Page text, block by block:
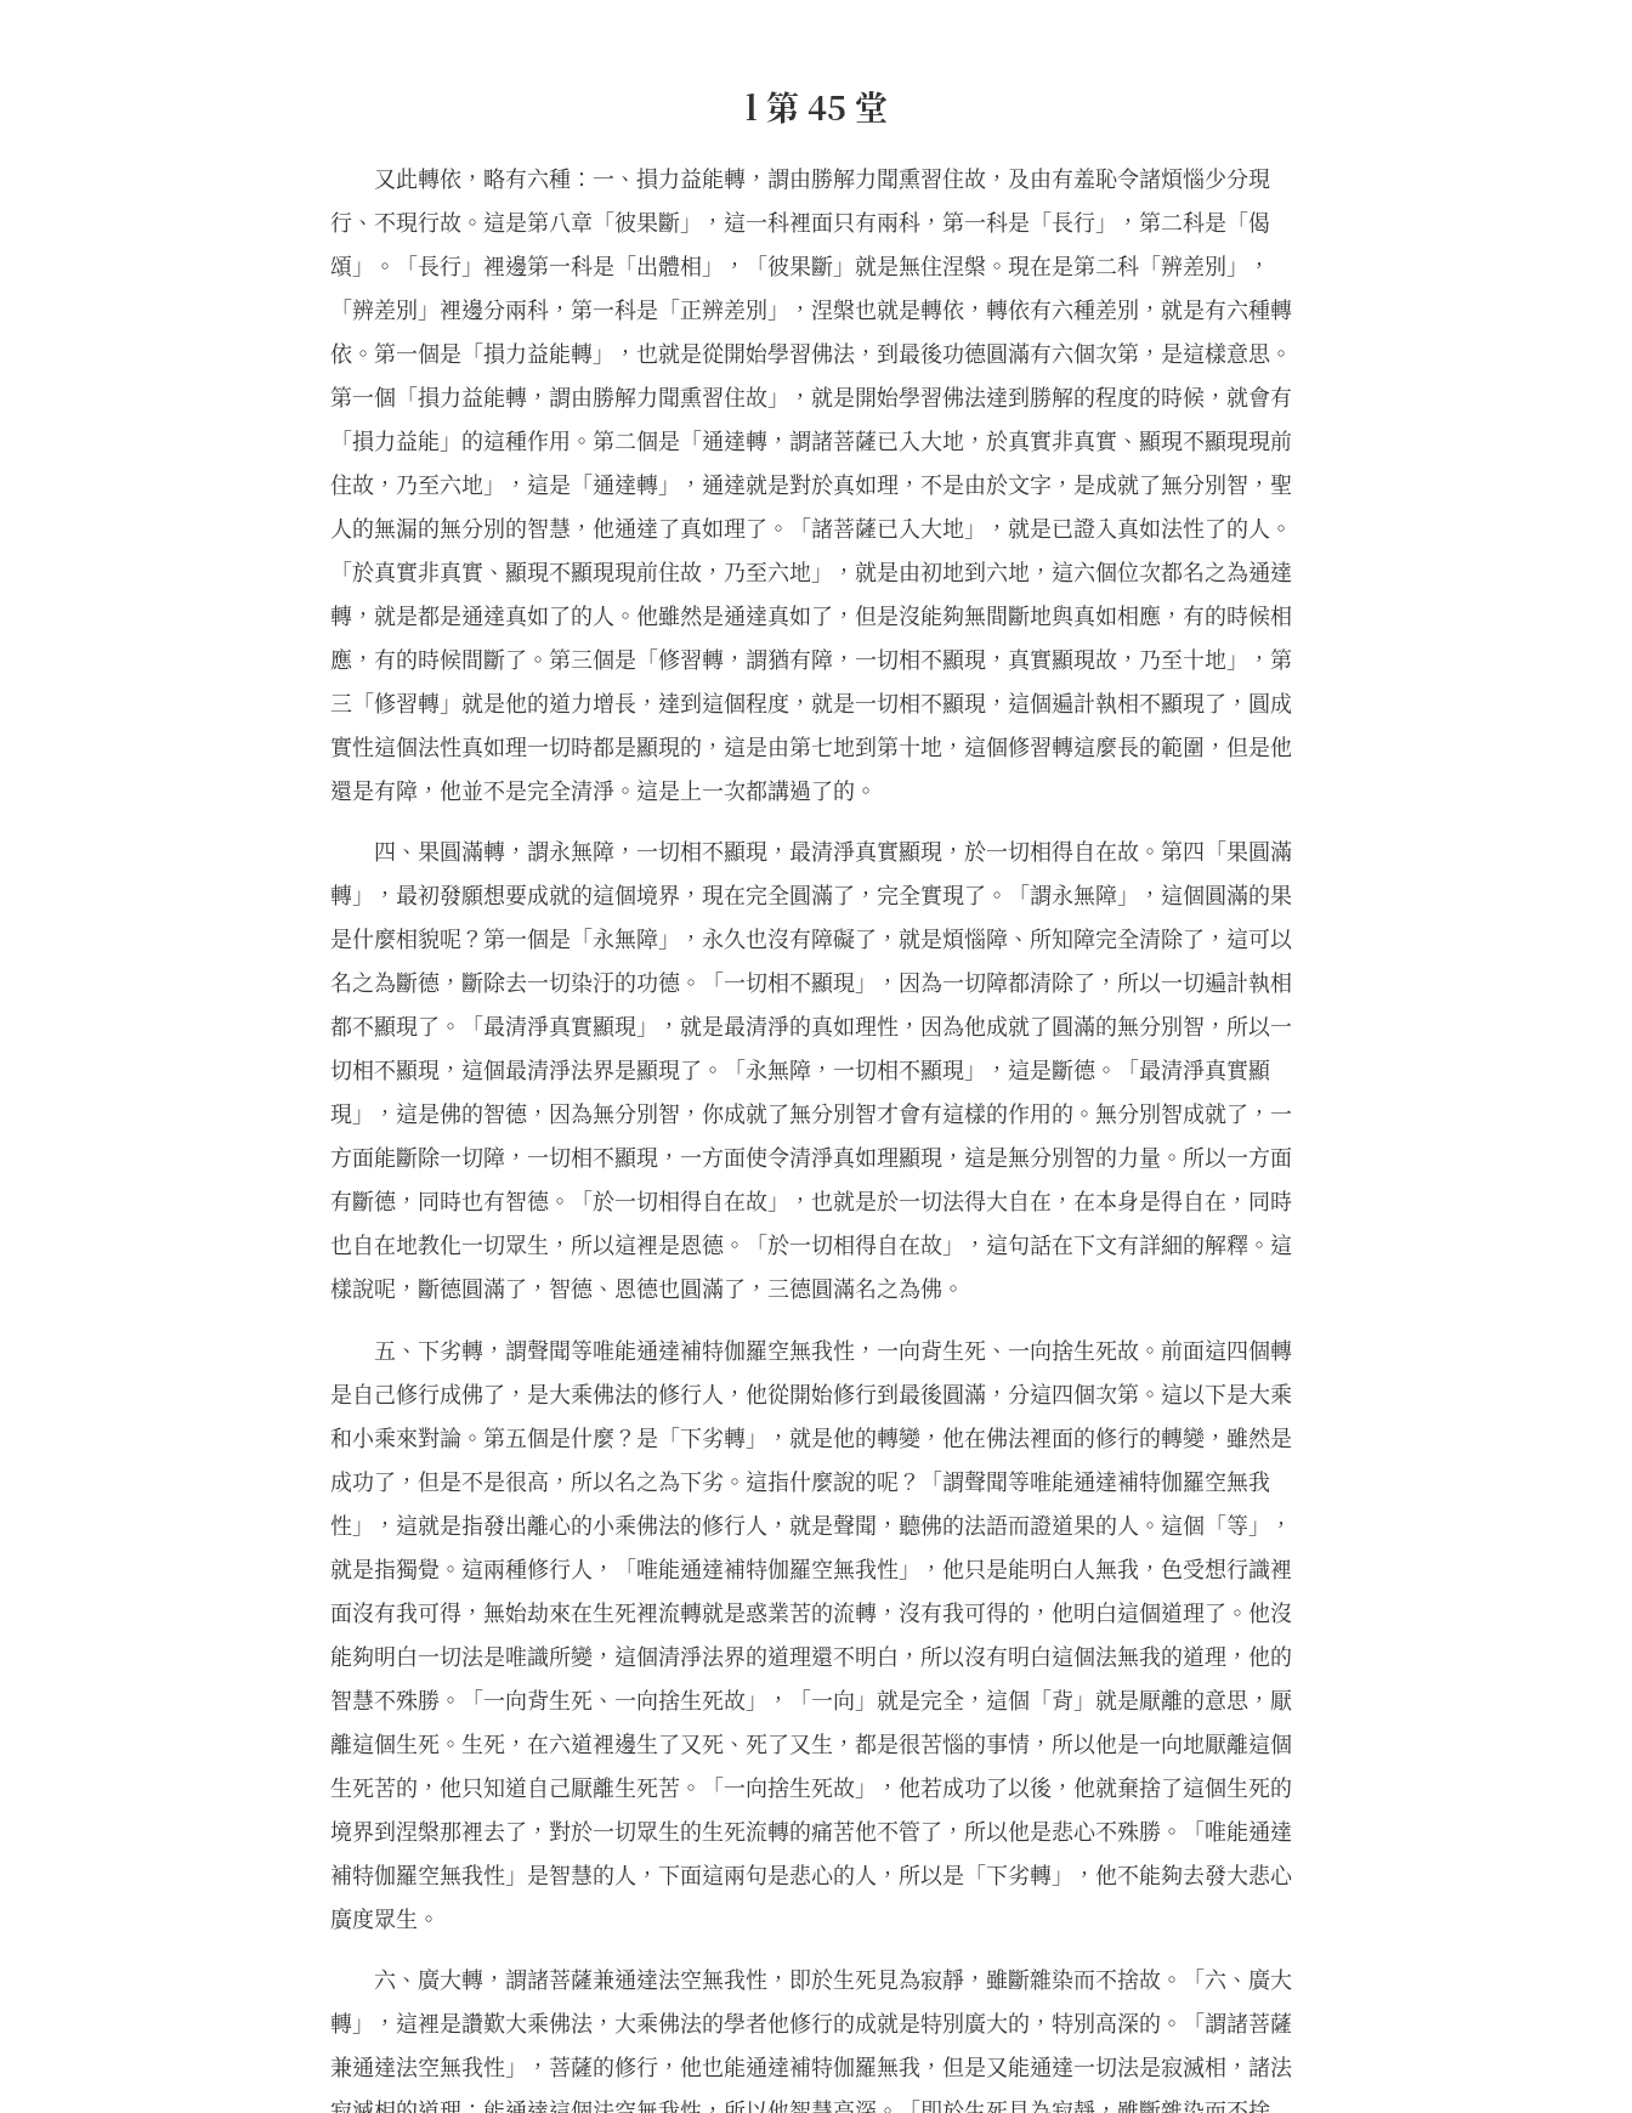
l 第 45 堂
又此轉依，略有六種：一、損力益能轉，謂由勝解力聞熏習住故，及由有羞恥令諸煩惱少分現
行、不現行故。這是第八章「彼果斷」，這一科裡面只有兩科，第一科是「長行」，第二科是「偈
頌」。「長行」裡邊第一科是「出體相」，「彼果斷」就是無住涅槃。現在是第二科「辨差別」，
「辨差別」裡邊分兩科，第一科是「正辨差別」，涅槃也就是轉依，轉依有六種差別，就是有六種轉
依。第一個是「損力益能轉」，也就是從開始學習佛法，到最後功德圓滿有六個次第，是這樣意思。
第一個「損力益能轉，謂由勝解力聞熏習住故」，就是開始學習佛法達到勝解的程度的時候，就會有
「損力益能」的這種作用。第二個是「通達轉，謂諸菩薩已入大地，於真實非真實、顯現不顯現現前
住故，乃至六地」，這是「通達轉」，通達就是對於真如理，不是由於文字，是成就了無分別智，聖
人的無漏的無分別的智慧，他通達了真如理了。「諸菩薩已入大地」，就是已證入真如法性了的人。
「於真實非真實、顯現不顯現現前住故，乃至六地」，就是由初地到六地，這六個位次都名之為通達
轉，就是都是通達真如了的人。他雖然是通達真如了，但是沒能夠無間斷地與真如相應，有的時候相
應，有的時候間斷了。第三個是「修習轉，謂猶有障，一切相不顯現，真實顯現故，乃至十地」，第
三「修習轉」就是他的道力增長，達到這個程度，就是一切相不顯現，這個遍計執相不顯現了，圓成
實性這個法性真如理一切時都是顯現的，這是由第七地到第十地，這個修習轉這麼長的範圍，但是他
還是有障，他並不是完全清淨。這是上一次都講過了的。
四、果圓滿轉，謂永無障，一切相不顯現，最清淨真實顯現，於一切相得自在故。第四「果圓滿
轉」，最初發願想要成就的這個境界，現在完全圓滿了，完全實現了。「謂永無障」，這個圓滿的果
是什麼相貌呢？第一個是「永無障」，永久也沒有障礙了，就是煩惱障、所知障完全清除了，這可以
名之為斷德，斷除去一切染汙的功德。「一切相不顯現」，因為一切障都清除了，所以一切遍計執相
都不顯現了。「最清淨真實顯現」，就是最清淨的真如理性，因為他成就了圓滿的無分別智，所以一
切相不顯現，這個最清淨法界是顯現了。「永無障，一切相不顯現」，這是斷德。「最清淨真實顯
現」，這是佛的智德，因為無分別智，你成就了無分別智才會有這樣的作用的。無分別智成就了，一
方面能斷除一切障，一切相不顯現，一方面使令清淨真如理顯現，這是無分別智的力量。所以一方面
有斷德，同時也有智德。「於一切相得自在故」，也就是於一切法得大自在，在本身是得自在，同時
也自在地教化一切眾生，所以這裡是恩德。「於一切相得自在故」，這句話在下文有詳細的解釋。這
樣說呢，斷德圓滿了，智德、恩德也圓滿了，三德圓滿名之為佛。
五、下劣轉，謂聲聞等唯能通達補特伽羅空無我性，一向背生死、一向捨生死故。前面這四個轉
是自己修行成佛了，是大乘佛法的修行人，他從開始修行到最後圓滿，分這四個次第。這以下是大乘
和小乘來對論。第五個是什麼？是「下劣轉」，就是他的轉變，他在佛法裡面的修行的轉變，雖然是
成功了，但是不是很高，所以名之為下劣。這指什麼說的呢？「謂聲聞等唯能通達補特伽羅空無我
性」，這就是指發出離心的小乘佛法的修行人，就是聲聞，聽佛的法語而證道果的人。這個「等」，
就是指獨覺。這兩種修行人，「唯能通達補特伽羅空無我性」，他只是能明白人無我，色受想行識裡
面沒有我可得，無始劫來在生死裡流轉就是惑業苦的流轉，沒有我可得的，他明白這個道理了。他沒
能夠明白一切法是唯識所變，這個清淨法界的道理還不明白，所以沒有明白這個法無我的道理，他的
智慧不殊勝。「一向背生死、一向捨生死故」，「一向」就是完全，這個「背」就是厭離的意思，厭
離這個生死。生死，在六道裡邊生了又死、死了又生，都是很苦惱的事情，所以他是一向地厭離這個
生死苦的，他只知道自己厭離生死苦。「一向捨生死故」，他若成功了以後，他就棄捨了這個生死的
境界到涅槃那裡去了，對於一切眾生的生死流轉的痛苦他不管了，所以他是悲心不殊勝。「唯能通達
補特伽羅空無我性」是智慧的人，下面這兩句是悲心的人，所以是「下劣轉」，他不能夠去發大悲心
廣度眾生。
六、廣大轉，謂諸菩薩兼通達法空無我性，即於生死見為寂靜，雖斷雜染而不捨故。「六、廣大
轉」，這裡是讚歎大乘佛法，大乘佛法的學者他修行的成就是特別廣大的，特別高深的。「謂諸菩薩
兼通達法空無我性」，菩薩的修行，他也能通達補特伽羅無我，但是又能通達一切法是寂滅相，諸法